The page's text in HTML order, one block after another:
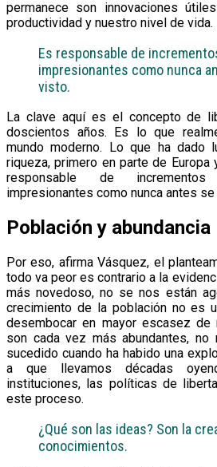
permanece son innovaciones
productividad y nuestro nivel de vida.
Es responsable de
impresionantes como nunca
visto.
La clave aquí es el concepto de
doscientos años. Es lo que
mundo moderno. Lo que ha dado
riqueza, primero en parte de Europa
responsable de
impresionantes como nunca antes
Población y abundancia
Por eso, afirma Vásquez, el
todo va peor es contrario a la
más novedoso, no se nos están
crecimiento de la población no es
desembocar en mayor escasez de
son cada vez más abundantes,
sucedido cuando ha habido una
a que llevamos décadas
instituciones, las políticas de
este proceso.
¿Qué son las ideas? Son la
conocimientos.